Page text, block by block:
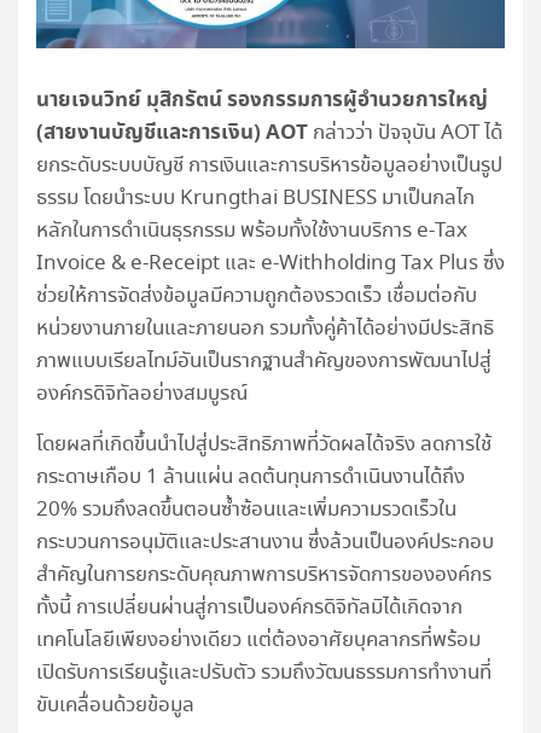
นายเจนวิทย์ มุสิกรัตน์ รองกรรมการผู้อํานวยการใหญ่
(สายงานบัญชีและการเงิน)AOT กล่าวว่า ปัจจุบัน AOT ได้
ยกระดับระบบบัญชี การเงินและการบริหารข้อมูลอย่างเป็นรูป
ธรรม โดยนําระบบ Krungthai BUSINESS มาเป็นกลไก
หลักในการดําเนินธุรกรรม พร้อมทั้งใช้งานบริการ e-Tax
Invoice & e-Receipt และ e-Withholding Tax Plus ซึ่ง
ช่วยให้การจัดส่งข้อมูลมีความถูกต้องรวดเร็ว เชื่อมต่อกับ
หน่วยงานภายในและภายนอก รวมทั้งคู่ค้าได้อย่างมีประสิทธิ
ภาพแบบเรียลไทม์อันเป็นรากฐานสําคัญของการพัฒนาไปสู่
องค์กรดิจิทัลอย่างสมบูรณ์
โดยผลที่เกิดขึ้นนําไปสู่ประสิทธิภาพที่วัดผลได้จริง ลดการใช้
กระดาษเกือบ 1 ล้านแผ่น ลดต้นทุนการดําเนินงานได้ถึง
20% รวมถึงลดขึ้นตอนซ้ำซ้อนและเพิ่มความรวดเร็วใน
กระบวนการอนุมัติและประสานงาน ซึ่งล้วนเป็นองค์ประกอบ
สําคัญในการยกระดับคุณภาพการบริหารจัดการขององค์กร
ทั้งนี้ การเปลี่ยนผ่านสู่การเป็นองค์กรดิจิทัลมิได้เกิดจาก
เทคโนโลยีเพียงอย่างเดียว แต่ต้องอาศัยบุคลากรที่พร้อม
เปิดรับการเรียนรู้และปรับตัว รวมถึงวัฒนธรรมการทำงานที่
ขับเคลื่อนด้วยข้อมูล